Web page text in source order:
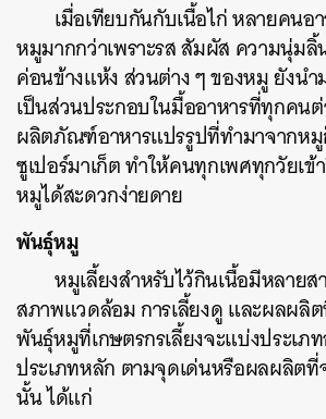
เมื่อเทียบกันกับเนื้อไก่หลายคนอ
หมูมากกว่าเพราะรสสัมผัส ความนุ่มลิ้
ค่อนข้างแห้งส่วนต่างๆของหมูยังน
เป็นส่วนประกอบในมื้ออาหารที่ทุกคน
ผลิตภัณฑ์อาหารแปรรูปที่ทำมาจากห
ซูเปอร์มาเก็ต ทำให้คนทุกเพศทุกวัยเข้
หมูได้สะดวกง่ายดาย
พันธุ์หมู
หมูเลี้ยงสำหรับไว้กินเนื้อมีหลาย
สภาพแวดล้อมการเลี้ยงดูและผลผลิ
พันธุ์หมูที่เกษตรกรเลี้ยงจะแบ่งประเภ
ประเภทหลัก ตามจุดเด่นหรือผลผลิต
นั้นได้แก่